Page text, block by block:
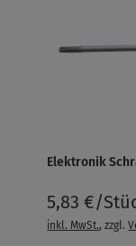
Elektronik
5,83 €/
inkl. MwSt., zzgl.